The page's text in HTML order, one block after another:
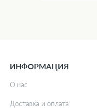
ИНФОРМАЦИЯ
О нас
Доставка и оплата